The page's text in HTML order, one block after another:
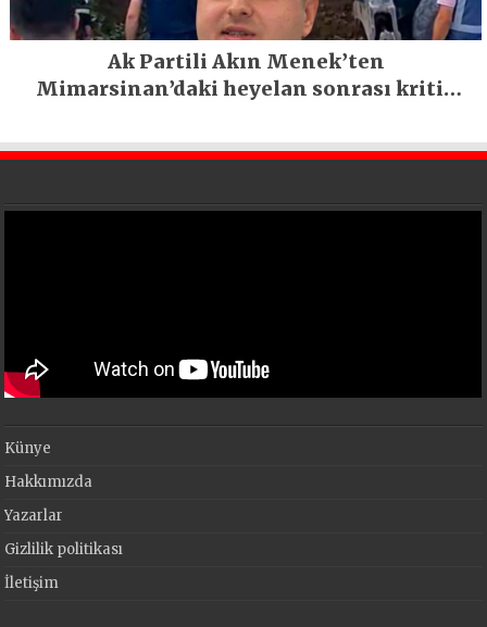
Ak Partili Akın Menek’ten
Mimarsinan’daki heyelan sonrası kritik
Künye
Hakkımızda
Yazarlar
Gizlilik politikası
İletişim